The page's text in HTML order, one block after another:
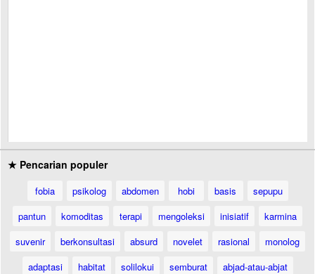
★ Pencarian populer
fobia psikolog abdomen hobi basis
sepupu
pantun
komoditas terapi mengoleksi inisiatif
karmina
suvenir
berkonsultasi absurd novelet rasional
monolog
adaptasi
habitat solilokui semburat
abjad-atau-abjat